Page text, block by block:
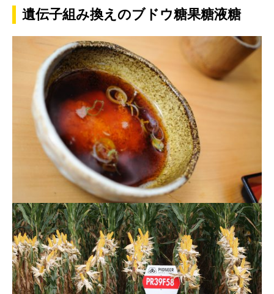
遺伝子組み換えのブドウ糖果糖液糖